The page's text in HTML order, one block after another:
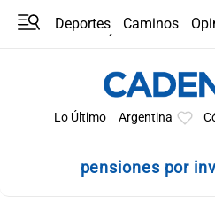
Deportes Caminos
Lo Último Argentina
pensiones por